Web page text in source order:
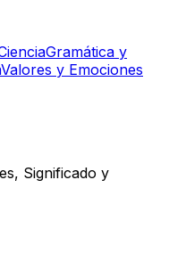
Gramática y
Valores y Emociones
Significado y